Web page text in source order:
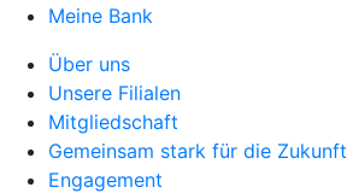
Meine Bank
Über uns
Unsere Filialen
Mitgliedschaft
Gemeinsam stark für die Zukunft
Engagement